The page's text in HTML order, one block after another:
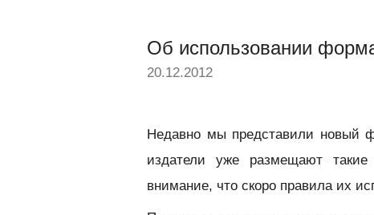
Об использовании
20.12.2012
Недавно мы представили новый
издатели уже размещают
внимание, что скоро правила их